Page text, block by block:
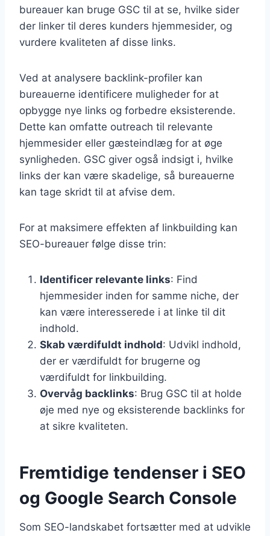
bureauer kan bruge GSC til at se, hvilke sider
der linker til deres kunders hjemmesider, og
vurdere kvaliteten af disse links.
Ved at analysere backlink-profiler kan
bureauerne identificere muligheder for at
opbygge nye links og forbedre eksisterende.
Dette kan omfatte outreach til relevante
hjemmesider eller gæsteindlæg for at øge
synligheden. GSC giver også indsigt i, hvilke
links der kan være skadelige, så bureauerne
kan tage skridt til at afvise dem.
For at maksimere effekten af linkbuilding kan
SEO-bureauer følge disse trin:
Identificer relevante links: Find
hjemmesider inden for samme niche, der
kan være interesserede i at linke til dit
indhold.
Skab værdifuldt indhold: Udvikl indhold,
der er værdifuldt for brugerne og
værdifuldt for linkbuilding.
Overvåg backlinks: Brug GSC til at holde
øje med nye og eksisterende backlinks for
at sikre kvaliteten.
Fremtidige tendenser i SEO
og Google Search Console
Som SEO-landskabet fortsætter med at udvikle